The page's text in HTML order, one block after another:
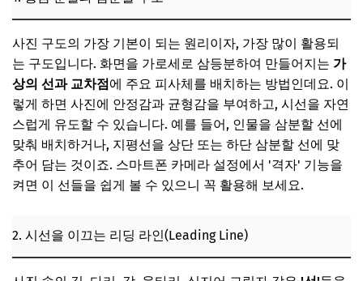
사진 구도의 가장 기본이 되는 원리이자, 가장 많이 활용되
는 구도입니다. 화면을 가로세로 삼등분하여 만들어지는 가
상의 선과 교차점에 주요 피사체를 배치하는 방법인데요. 이
렇게 하면 사진에 안정감과 균형감을 부여하고, 시선을 자연
스럽게 유도할 수 있습니다. 예를 들어, 인물을 삼분할 선에
맞춰 배치하거나, 지평선을 상단 또는 하단 삼분할 선에 맞
추어 담는 것이죠. 스마트폰 카메라 설정에서 '격자' 기능을
켜면 이 선들을 쉽게 볼 수 있으니 꼭 활용해 보세요.
2. 시선을 이끄는 리딩 라인(Leading Line)